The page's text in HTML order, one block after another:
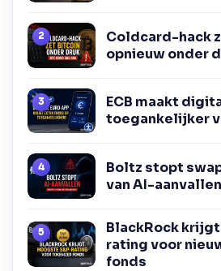
Coldcard-hack
opnieuw onder
ECB maakt
toegankelijker
Boltz stopt
van AI-aanvallen
BlackRock
rating voor
fonds